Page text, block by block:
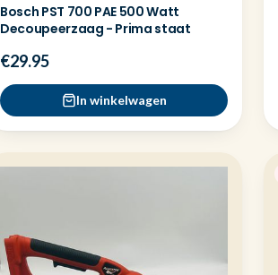
Bosch PST 700 PAE 500 Watt
Decoupeerzaag - Prima staat
€29.95
In winkelwagen